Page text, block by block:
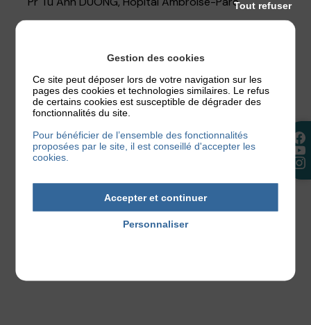
À PROJETS NUMÉRIQUE & VIVRE
AVEC PRÉSENTATION DU JURY
Vanessa Ralli
—-
Gestion des cookies
Ce site peut déposer lors de votre navigation sur les
pages des cookies et technologies similaires. Le refus
de certains cookies est susceptible de dégrader des
fonctionnalités du site.
Pour bénéficier de l’ensemble des fonctionnalités
proposées par le site, il est conseillé d'accepter les
cookies.
Accepter et continuer
Tout refuser
Personnaliser